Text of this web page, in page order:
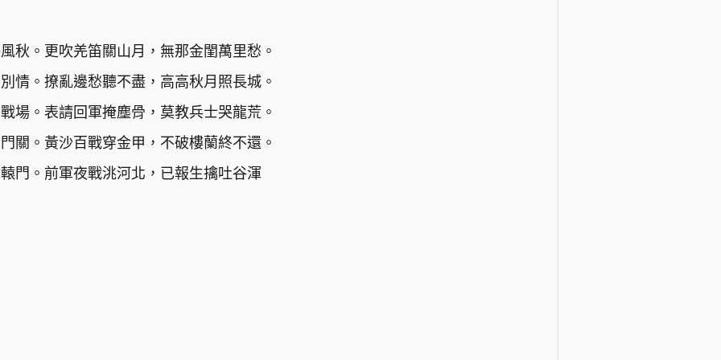
秋。更吹羌笛關山月，無那金閨萬里愁。
情。撩亂邊愁聽不盡，高高秋月照長城。
場。表請回軍掩塵骨，莫教兵士哭龍荒。
關。黃沙百戰穿金甲，不破樓蘭終不還。
門。前軍夜戰洮河北，已報生擒吐谷渾